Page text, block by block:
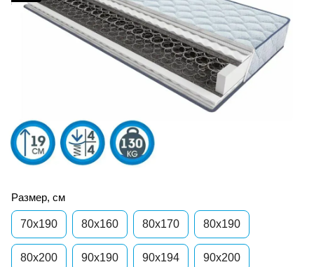
Размер, см
70x190 80х160 80x170 80x190
80x200 90x190 90х194 90x200